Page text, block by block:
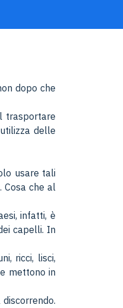
dopo che
trasportare
delle
usare tali
Cosa che al
infatti, è
capelli. In
ricci, lisci,
mettono in